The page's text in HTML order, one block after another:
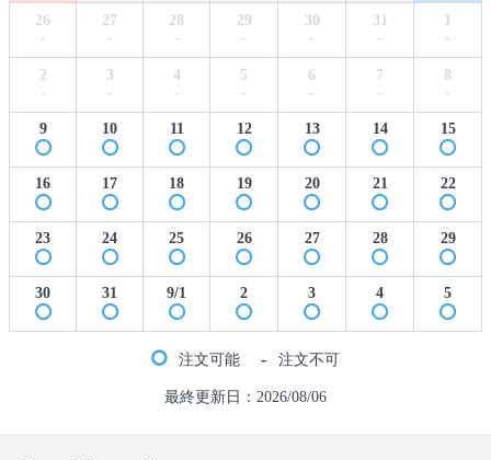
26
-
27
-
28
-
29
-
30
-
31
-
1
-
2
-
3
-
4
-
5
-
6
-
7
-
8
-
9 10 11 12 13 14 15
16 17 18 19 20 21 22
23 24 25 26 27 28 29
30 31 9/1 2 3 4 5
注文可能 - 注文不可
最終更新日：2026/08/06